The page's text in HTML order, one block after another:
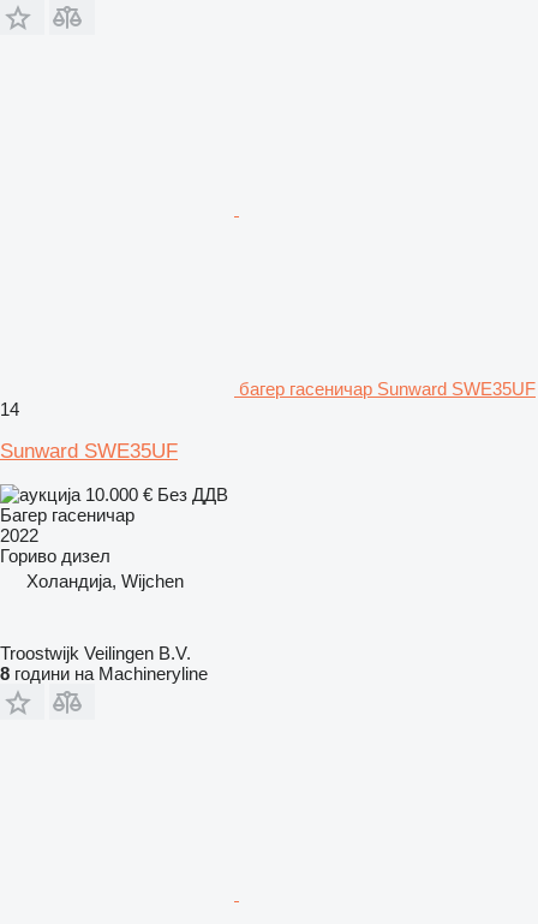
багер гасеничар Sunward SWE35UF
14
Sunward SWE35UF
10.000 € Без ДДВ
Багер гасеничар
2022
Гориво дизел
Холандија, Wijchen
Troostwijk Veilingen B.V.
8 години на Machineryline